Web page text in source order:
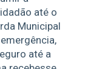
até o
Municipal
até a